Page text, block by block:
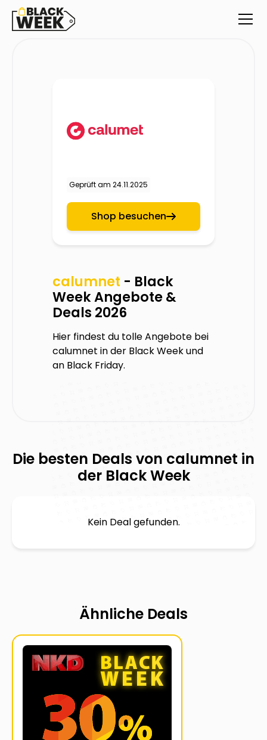
calumnet - Black
Week Angebote &
Deals 2026
Hier findest du tolle Angebote bei
calumnet in der Black Week und
an Black Friday.
Geprüft am 24.11.2025
Shop besuchen
Die besten Deals von calumnet in
der Black Week
Kein Deal gefunden.
Ähnliche Deals